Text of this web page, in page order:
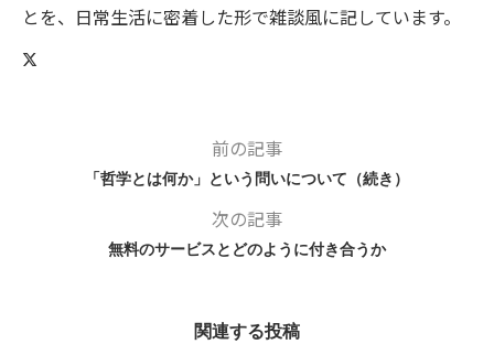
とを、日常生活に密着した形で雑談風に記しています。
前の記事
「哲学とは何か」という問いについて（続き）
次の記事
無料のサービスとどのように付き合うか
関連する投稿